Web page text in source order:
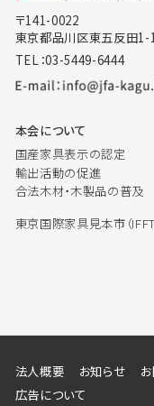
〒141-0022
東京都品川区東五反田
TEL：03-5449-6444
本会について
国産家具表示の認定
輸出活動の促進
合法木材・木製品の普及
東京国際家具見本市（IFFT
法人概要 お知らせ
広告について